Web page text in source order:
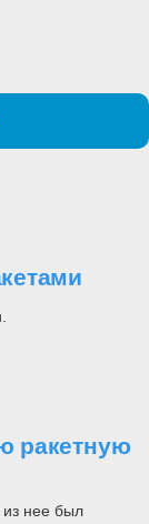
ракетную
из нее был